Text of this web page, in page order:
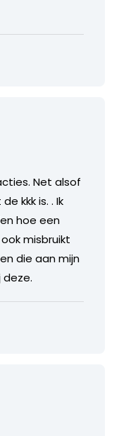
Net alsof
kkk is. . Ik
hoe een
misbruikt
die aan mijn